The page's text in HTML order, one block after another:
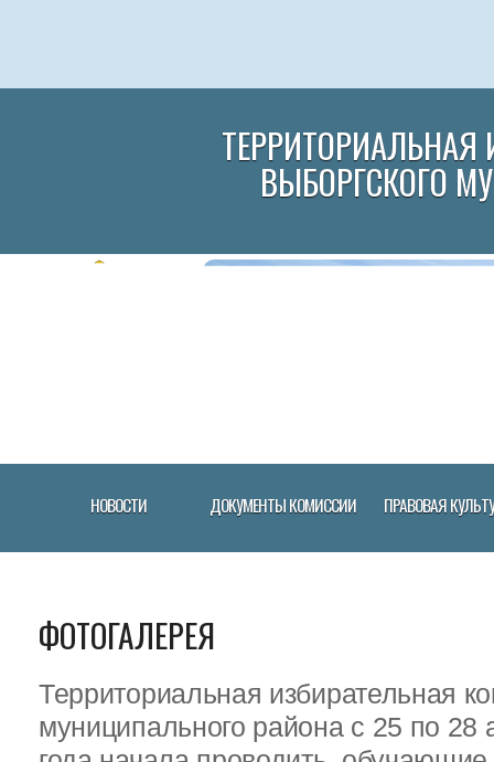
ВЫБОРГСКОГО
НОВОСТИ ДОКУМЕНТЫ КОМИССИИ ПРАВОВАЯ
ФОТОГАЛЕРЕЯ
Территориальная избирательная
муниципального района с 25 по 28